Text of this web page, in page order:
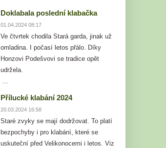
Doklabala poslední klabačka
01.04.2024 08:17
Ve čtvrtek chodila Stará garda, jinak už
omladina. I počasí letos přálo. Díky
Honzovi Podešvovi se tradice opět
udržela.
...
Přílucké klabání 2024
20.03.2024 16:58
Staré zvyky se mají dodržovat. To platí
bezpochyby i pro klabání, které se
uskuteční před Velikonocemi i letos. Viz